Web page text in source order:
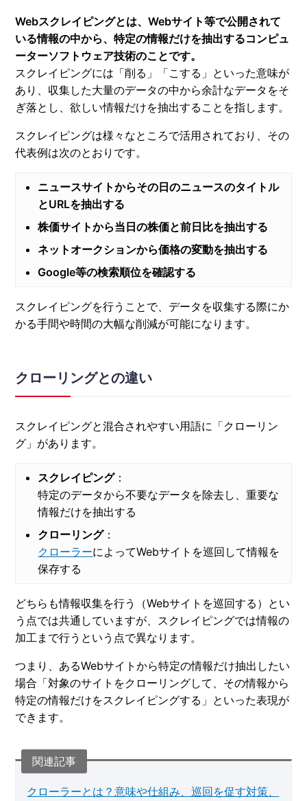
Webスクレイピングとは、Webサイト等で公開されて
いる情報の中から、特定の情報だけを抽出するコンピュ
ーターソフトウェア技術のことです。
スクレイピングには「削る」「こする」といった意味が
あり、収集した大量のデータの中から余計なデータをそ
ぎ落とし、欲しい情報だけを抽出することを指します。
スクレイピングは様々なところで活用されており、その
代表例は次のとおりです。
ニュースサイトからその日のニュースのタイトル
とURLを抽出する
株価サイトから当日の株価と前日比を抽出する
ネットオークションから価格の変動を抽出する
Google等の検索順位を確認する
スクレイピングを行うことで、データを収集する際にか
かる手間や時間の大幅な削減が可能になります。
クローリングとの違い
スクレイピングと混合されやすい用語に「クローリン
グ」があります。
スクレイピング：
特定のデータから不要なデータを除去し、重要な
情報だけを抽出する
クローリング：
クローラーによってWebサイトを巡回して情報を
保存する
どちらも情報収集を行う（Webサイトを巡回する）とい
う点では共通していますが、スクレイピングでは情報の
加工まで行うという点で異なります。
つまり、あるWebサイトから特定の情報だけ抽出したい
場合「対象のサイトをクローリングして、その情報から
特定の情報だけをスクレイピングする」といった表現が
できます。
クローラーとは？意味や仕組み、巡回を促す対策、